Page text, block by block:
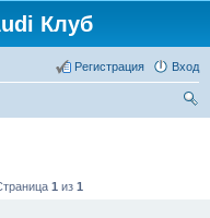
Клуб
Вход
Регистрация
1 из 1